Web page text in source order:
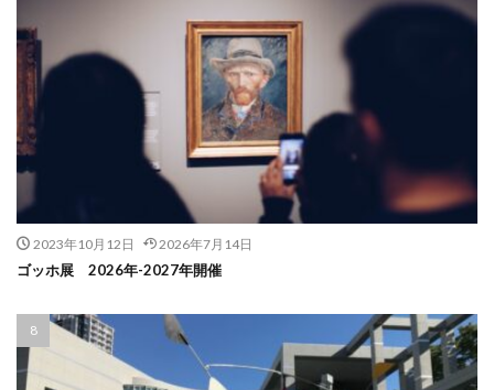
2023年10月12日 2026年7月14日
ゴッホ展 2026年-2027年開催